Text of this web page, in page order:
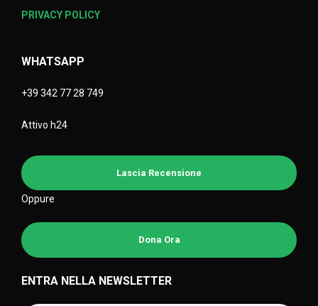
PRIVACY POLICY
WHATSAPP
+39 342 77 28 749
Attivo h24
Lascia Recensione
Oppure
Dona Ora
ENTRA NELLA NEWSLETTER